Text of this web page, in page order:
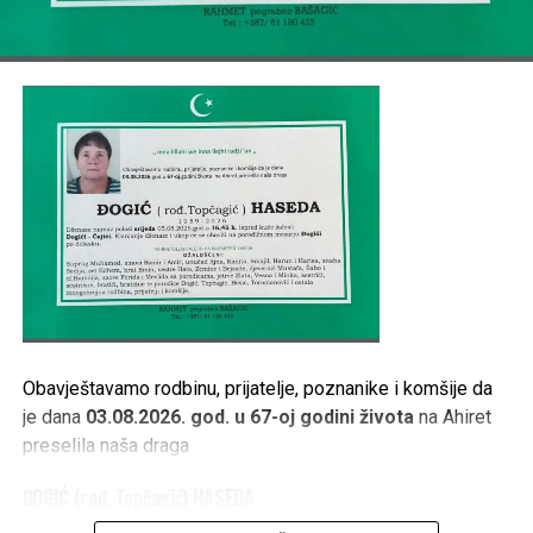
Tweet Share
Mail
Obavještavamo rodbinu, prijatelje, poznanike i komšije da
je dana 03.08.2026. god. u 67-oj godini životana Ahiret
preselila naša draga